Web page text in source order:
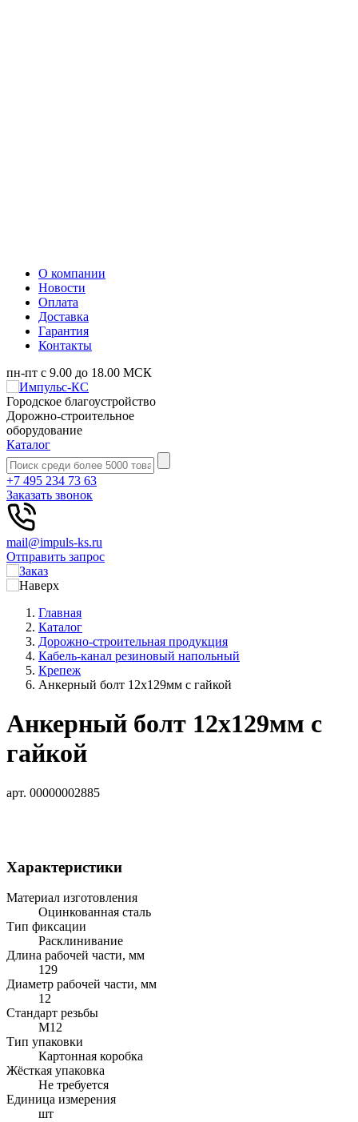
О компании
Новости
Оплата
Доставка
Гарантия
Контакты
пн-пт с 9.00 до 18.00 МСК
Городское благоустройство
Дорожно-строительное
оборудование
Каталог
+7 495 234 73 63
Заказать звонок
mail@impuls-ks.ru
Отправить запрос
Главная
Каталог
Дорожно-строительная продукция
Кабель-канал резиновый напольный
Крепеж
Анкерный болт 12х129мм с гайкой
Анкерный болт 12х129мм с
гайкой
арт. 00000002885
Характеристики
Материал изготовления
Оцинкованная сталь
Тип фиксации
Расклинивание
Длина рабочей части, мм
129
Диаметр рабочей части, мм
12
Стандарт резьбы
М12
Тип упаковки
Картонная коробка
Жёсткая упаковка
Не требуется
Единица измерения
шт